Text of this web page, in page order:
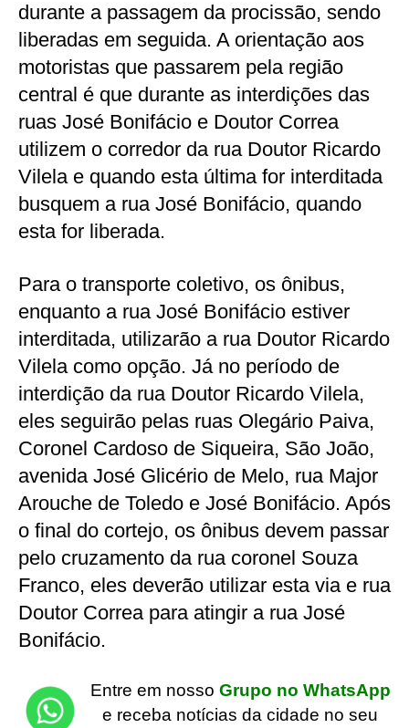
durante a passagem da procissão, sendo
liberadas em seguida. A orientação aos
motoristas que passarem pela região
central é que durante as interdições das
ruas José Bonifácio e Doutor Correa
utilizem o corredor da rua Doutor Ricardo
Vilela e quando esta última for interditada
busquem a rua José Bonifácio, quando
esta for liberada.
Para o transporte coletivo, os ônibus,
enquanto a rua José Bonifácio estiver
interditada, utilizarão a rua Doutor Ricardo
Vilela como opção. Já no período de
interdição da rua Doutor Ricardo Vilela,
eles seguirão pelas ruas Olegário Paiva,
Coronel Cardoso de Siqueira, São João,
avenida José Glicério de Melo, rua Major
Arouche de Toledo e José Bonifácio. Após
o final do cortejo, os ônibus devem passar
pelo cruzamento da rua coronel Souza
Franco, eles deverão utilizar esta via e rua
Doutor Correa para atingir a rua José
Bonifácio.
Entre em nosso Grupo no WhatsApp
e receba notícias da cidade no seu